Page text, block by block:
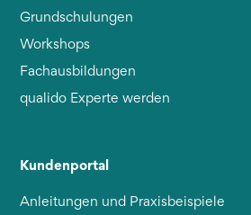
Grundschulungen
Workshops
Fachausbildungen
qualido Experte werden
Kundenportal
Anleitungen und Praxisbeispiele